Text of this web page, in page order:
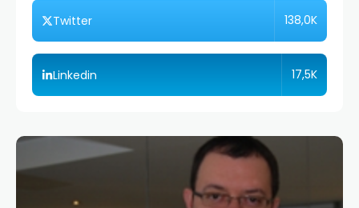
Twitter 138,0K
Linkedin 17,5K